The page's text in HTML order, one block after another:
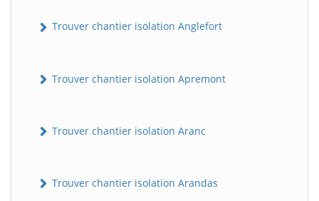
Trouver chantier isolation Anglefort
Trouver chantier isolation Apremont
Trouver chantier isolation Aranc
Trouver chantier isolation Arandas